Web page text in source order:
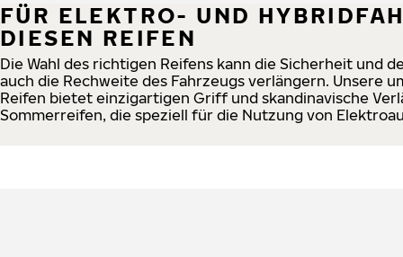
FÜR ELEKTRO- UND
DIESEN REIFEN
Die Wahl des richtigen Reifens kann die Sicherheit und
auch die Rechweite des Fahrzeugs verlängern. Unsere
Reifen bietet einzigartigen Griff und skandinavische
Sommerreifen, die speziell für die Nutzung von